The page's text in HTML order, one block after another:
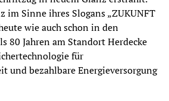
im Sinne ihres Slogans „ZUKUNFT
wie auch schon in den
80 Jahren am Standort Herdecke
für
und bezahlbare Energieversorgung